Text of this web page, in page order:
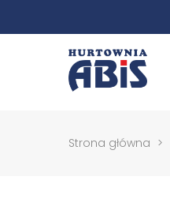
Strona główna >